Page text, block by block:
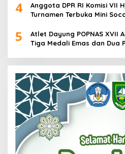
4
Anggota DPR RI Komisi VII
Turnamen Terbuka Mini
5
Atlet Dayung POPNAS XVII
Tiga Medali Emas dan Dua